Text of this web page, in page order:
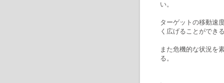
い。
ターゲットの移動速
く広げることができ
また危機的な状況を
る。